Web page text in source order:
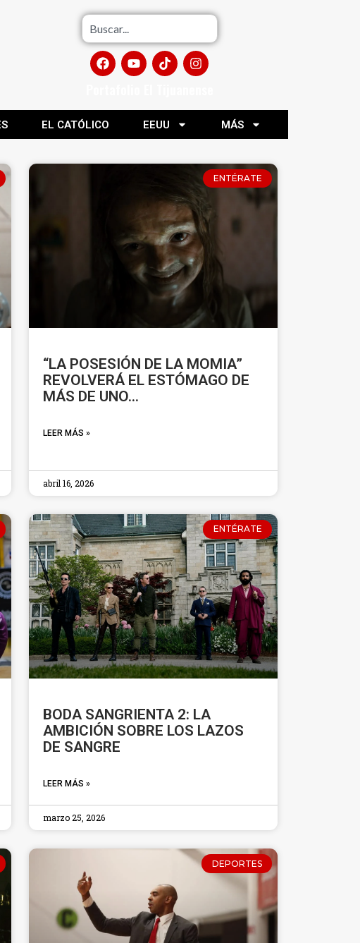
EL CATÓLICO EEUU MÁS
ENTÉRATE
“LA POSESIÓN DE LA MOMIA”
REVOLVERÁ EL ESTÓMAGO DE
MÁS DE UNO…
LEER MÁS »
abril 16, 2026
ENTÉRATE
BODA SANGRIENTA 2: LA
AMBICIÓN SOBRE LOS LAZOS
DE SANGRE
LEER MÁS »
marzo 25, 2026
DEPORTES